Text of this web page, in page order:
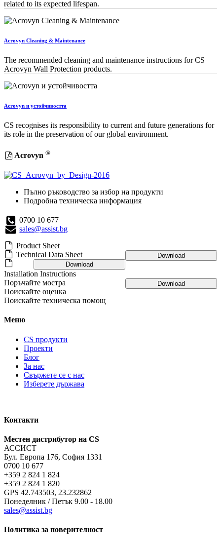
related to its expected lifespan.
Acrovyn Cleaning & Maintenance
The recommended cleaning and maintenance instructions for CS
Acrovyn Wall Protection products.
Acrovyn и устойчивостта
CS recognises its responsibility to current and future generations for
its role in the preservation of our global environment.
Acrovyn ®
Пълно ръководство за избор на продукти
Подробна техническа информация
0700 10 677
sales@assist.bg
Product Sheet
Download
Technical Data Sheet
Download
Installation Instructions
Download
Поръчайте мостра
Поискайте оценка
Поискайте техническа помощ
Меню
CS продукти
Проекти
Блог
За нас
Свържете се с нас
Изберете държава
Контакти
Местен дистрибутор на CS
АССИСТ
Бул. Европа 176, София 1331
0700 10 677
+359 2 824 1 824
+359 2 824 1 820
GPS 42.743503, 23.232862
Понеделник / Петък 9.00 - 18.00
sales@assist.bg
Политика за поверителност